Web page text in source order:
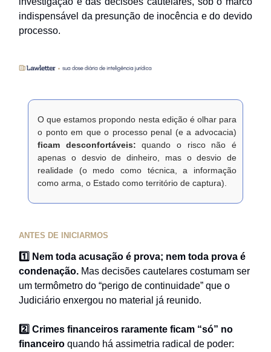
indispensável da presunção de inocência e do devido
processo.
O que estamos propondo nesta edição é olhar para
o ponto em que o processo penal (e a advocacia)
ficam desconfortáveis: quando o risco não é
apenas o desvio de dinheiro, mas o desvio de
realidade (o medo como técnica, a informação
como arma, o Estado como território de captura).
ANTES DE INICIARMOS
1️⃣ Nem toda acusação é prova; nem toda prova é
condenação. Mas decisões cautelares costumam ser
um termômetro do “perigo de continuidade” que o
Judiciário enxergou no material já reunido.
2️⃣ Crimes financeiros raramente ficam “só” no
financeiro quando há assimetria radical de poder: